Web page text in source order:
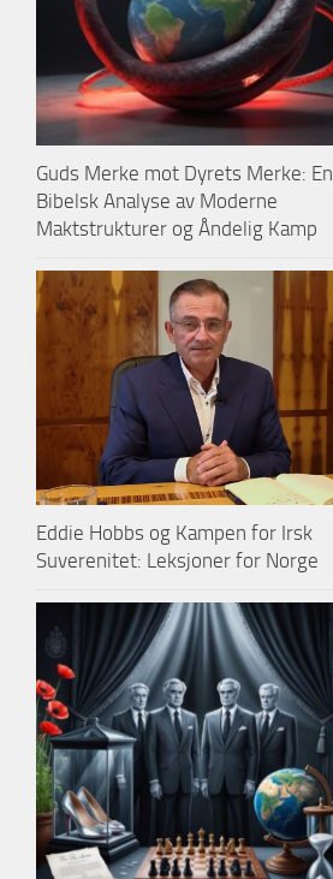
Guds Merke mot Dyrets Merke: En
Bibelsk Analyse av Moderne
Maktstrukturer og Åndelig Kamp
Eddie Hobbs og Kampen for Irsk
Suverenitet: Leksjoner for Norge